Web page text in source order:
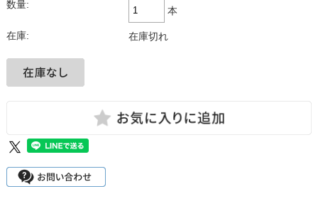
数量:
本
在庫: 在庫切れ